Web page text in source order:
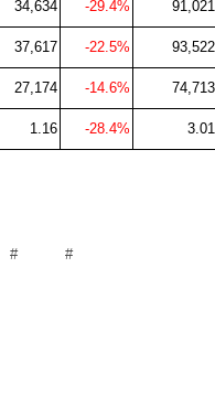
34,634 -29.4% 91,021
37,617 -22.5% 93,522
27,174 -14.6% 74,713
1.16 -28.4% 3.01
# #